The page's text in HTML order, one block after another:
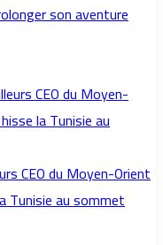
son aventure
CEO du Moyen-Orient
Tunisie au sommet